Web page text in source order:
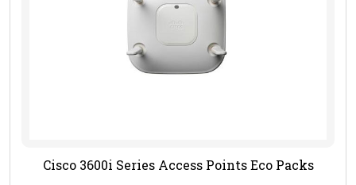
Cisco 3600i Series Access Points Eco Packs